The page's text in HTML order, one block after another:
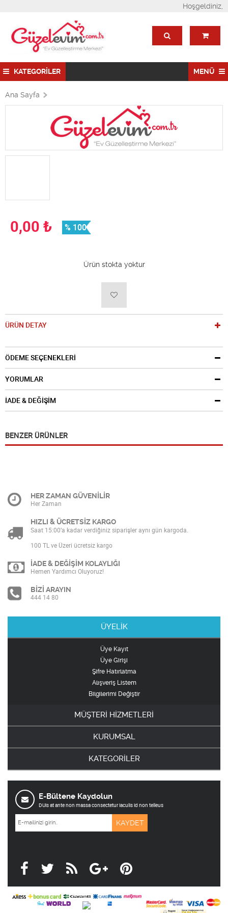
Hoşgeldiniz,
KATEGORİLER MENÜ
Ana Sayfa
0,00 ₺ % 100
Ürün stokta yoktur
ÜRÜN DETAY
ÖDEME SEÇENEKLERİ
YORUMLAR
İADE & DEĞİŞİM
BENZER ÜRÜNLER
HER ZAMAN GÜVENİLİR
Her Zaman
HIZLI & ÜCRETSİZ KARGO
Saat 15:00’a kadar verdiğiniz siparişler aynı gün kargoda.
100 TL ve Üzeri ücretsiz kargo
İADE & DEĞİŞİM KOLAYLIĞI
Hemen Yardımcı Oluyoruz!
BİZİ ARAYIN
444 14 80
ÜYELİK
Üye Kayıt
Üye Girişi
Şifre Hatırlatma
Alışveriş Listem
Bilgilerimi Değiştir
MÜŞTERİ HİZMETLERİ
KURUMSAL
KATEGORİLER
E-Bültene Kaydolun
DUis at ante non massa consectetur iaculis id non telleus